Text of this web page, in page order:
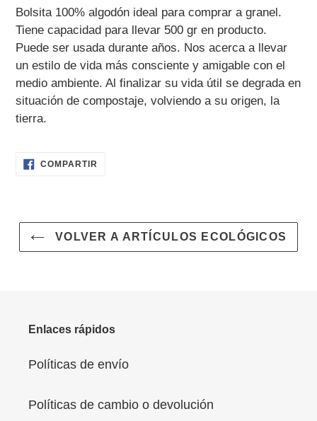
el
producto
a
tu
carrito
de
compra
Bolsita 100% algodón ideal para comprar a granel.
Tiene capacidad para llevar 500 gr en producto.
Puede ser usada durante años. Nos acerca a llevar
un estilo de vida más consciente y amigable con el
medio ambiente. Al finalizar su vida útil se degrada en
situación de compostaje, volviendo a su origen, la
tierra.
COMPARTIR
EN
VOLVER A ARTÍCULOS ECOLÓGICOS
Enlaces rápidos
Políticas de envío
Políticas de cambio o devolución